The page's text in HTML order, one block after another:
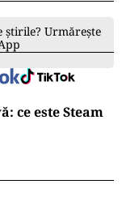
știrile? Urmărește
ce este Steam